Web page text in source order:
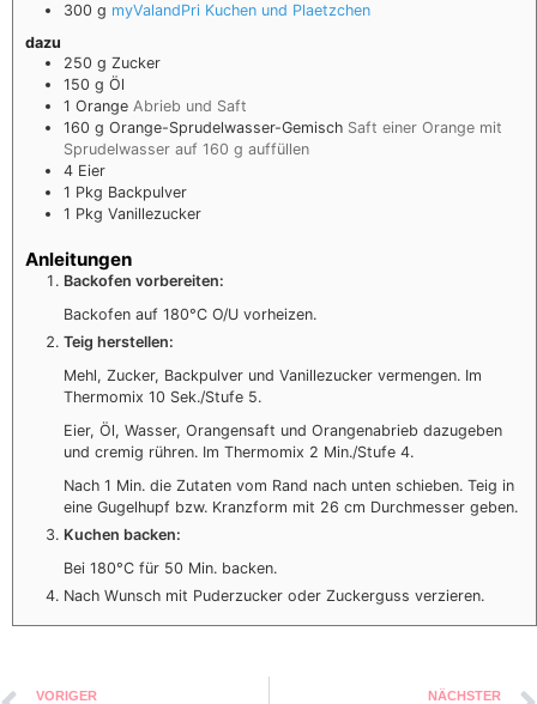
300 g myValandPri Kuchen und Plaetzchen
dazu
250 g Zucker
150 g Öl
1 Orange Abrieb und Saft
160 g Orange-Sprudelwasser-Gemisch Saft einer Orange mit
Sprudelwasser auf 160 g auffüllen
4 Eier
1 Pkg Backpulver
1 Pkg Vanillezucker
Anleitungen
Backofen vorbereiten:
Backofen auf 180°C O/U vorheizen.
Teig herstellen:
Mehl, Zucker, Backpulver und Vanillezucker vermengen. Im
Thermomix 10 Sek./Stufe 5.
Eier, Öl, Wasser, Orangensaft und Orangenabrieb dazugeben
und cremig rühren. Im Thermomix 2 Min./Stufe 4.
Nach 1 Min. die Zutaten vom Rand nach unten schieben. Teig in
eine Gugelhupf bzw. Kranzform mit 26 cm Durchmesser geben.
Kuchen backen:
Bei 180°C für 50 Min. backen.
Nach Wunsch mit Puderzucker oder Zuckerguss verzieren.
VORIGER NÄCHSTER